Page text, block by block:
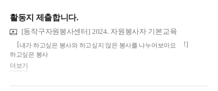
- 내 능력을 활용해 사회를 이롭게 할 수 있는 영역의 봉사
- 봉사 후 가능한 빨리 결실을 보고 느낄 수 있는 봉사
- 되도록 많은 사람들을 만날 수 있는 봉사
(2) 하고싶지 않은 봉사
- 누군가 시켜서 하는 봉사
활동지 제출합니다.
[동작구자원봉사센터] 2024. 자원봉사자 기본교육
[내가 하고싶은 봉사와 하고싶지 않은 봉사를 나누어보아요 !]
하고싶은 봉사
더보기